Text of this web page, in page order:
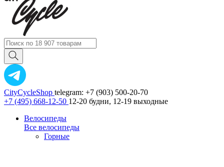
CityCycleShop telegram: +7 (903) 500-20-70
+7 (495) 668-12-50 12-20 будни, 12-19 выходные
Велосипеды
Все велосипеды
Горные